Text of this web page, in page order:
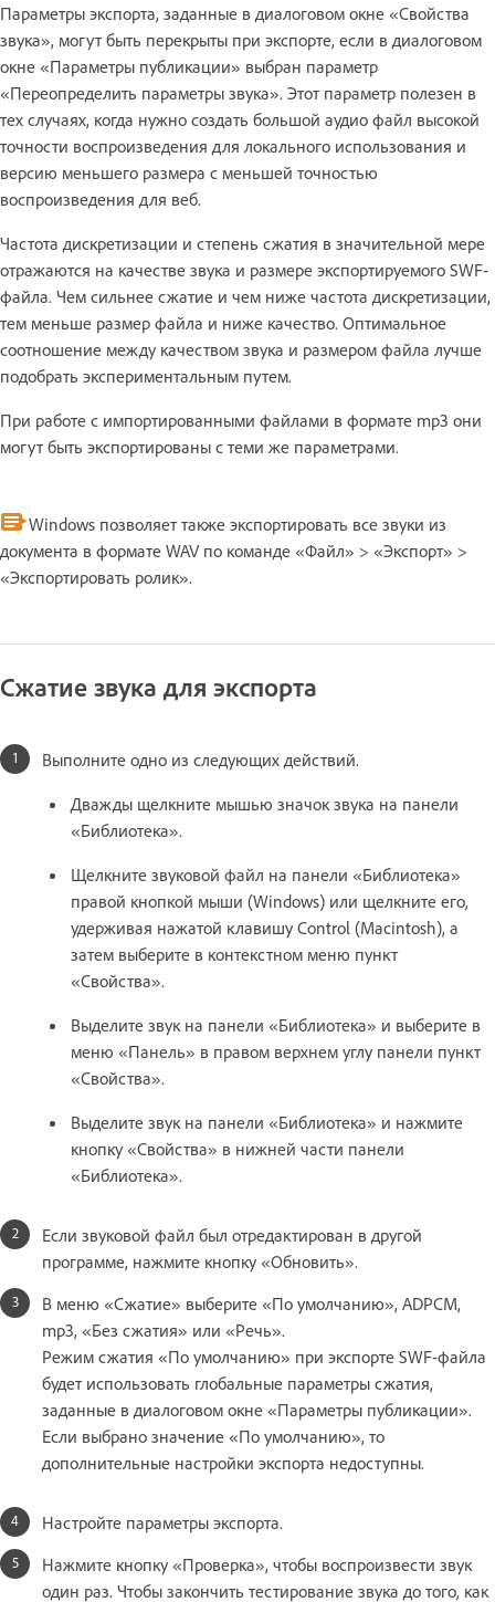
Параметры экспорта, заданные в диалоговом окне «Свойства
звука», могут быть перекрыты при экспорте, если в диалоговом
окне «Параметры публикации» выбран параметр
«Переопределить параметры звука». Этот параметр полезен в
тех случаях, когда нужно создать большой аудио файл высокой
точности воспроизведения для локального использования и
версию меньшего размера с меньшей точностью
воспроизведения для веб.
Частота дискретизации и степень сжатия в значительной мере
отражаются на качестве звука и размере экспортируемого SWF-
файла. Чем сильнее сжатие и чем ниже частота дискретизации,
тем меньше размер файла и ниже качество. Оптимальное
соотношение между качеством звука и размером файла лучше
подобрать экспериментальным путем.
При работе с импортированными файлами в формате mp3 они
могут быть экспортированы с теми же параметрами.
Windows позволяет также экспортировать все звуки из
документа в формате WAV по команде «Файл» > «Экспорт» >
«Экспортировать ролик».
Сжатие звука для экспорта
Выполните одно из следующих действий.
Дважды щелкните мышью значок звука на панели
«Библиотека».
Щелкните звуковой файл на панели «Библиотека»
правой кнопкой мыши (Windows) или щелкните его,
удерживая нажатой клавишу Control (Macintosh), а
затем выберите в контекстном меню пункт
«Свойства».
Выделите звук на панели «Библиотека» и выберите в
меню «Панель» в правом верхнем углу панели пункт
«Свойства».
Выделите звук на панели «Библиотека» и нажмите
кнопку «Свойства» в нижней части панели
«Библиотека».
Если звуковой файл был отредактирован в другой
программе, нажмите кнопку «Обновить».
В меню «Сжатие» выберите «По умолчанию», ADPCM,
mp3, «Без сжатия» или «Речь».
Режим сжатия «По умолчанию» при экспорте SWF-файла
будет использовать глобальные параметры сжатия,
заданные в диалоговом окне «Параметры публикации».
Если выбрано значение «По умолчанию», то
дополнительные настройки экспорта недоступны.
Настройте параметры экспорта.
Нажмите кнопку «Проверка», чтобы воспроизвести звук
один раз. Чтобы закончить тестирование звука до того, как